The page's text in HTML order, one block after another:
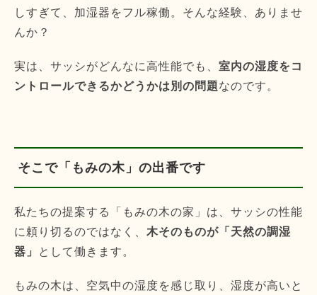
しすぎて、加湿器をフル稼働。そんな経験、ありませ
んか？
実は、サッシがどんなに高性能でも、 室内の湿度をコ
ントロールできるかどうかは別の問題なのです。
そこで「もみの木」の出番です
私たちの提案する「もみの木の家」は、サッシの性能
に頼り切るのではなく、 木そのものが「天然の調湿
器」
として働きます。
もみの木は、空気中の湿度を感じ取り、湿度が高いと